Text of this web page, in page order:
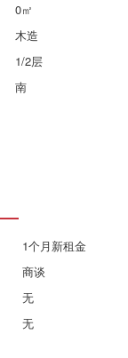
0㎡
木造
1/2层
南
1个月新租金
商谈
无
无